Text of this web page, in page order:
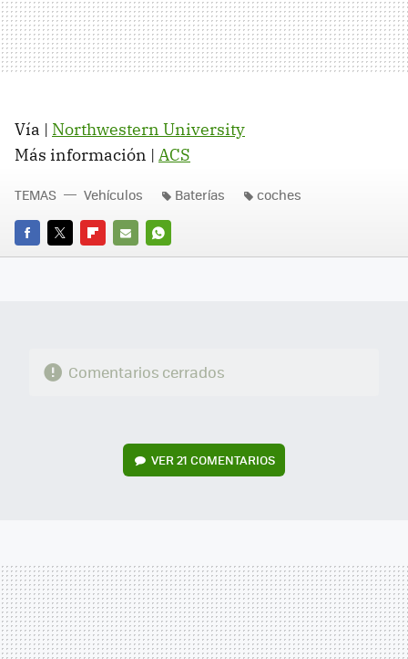
Vía | Northwestern University
Más información | ACS
FACEBOOK
TWITTERFLIPBOARD
E-
WHATSAPP
TEMAS Vehículos Baterías coches
Comentarios cerrados
VER21 COMENTARIOS